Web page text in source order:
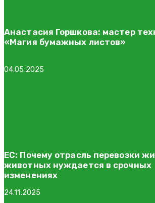
Анастасия Горшкова: мастер
«Магия бумажных листов»
04.05.2025
ЕС: Почему отрасль перевозки
животных нуждается в срочных
изменениях
24.11.2025